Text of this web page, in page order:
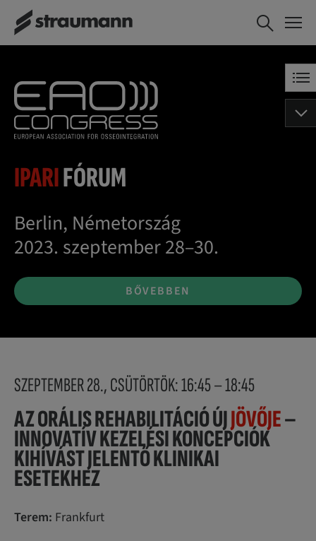
IPARIFÓRUM
Berlin, Németország
2023. szeptember 28–30.
BŐVEBBEN
SZEPTEMBER 28., CSÜTÖRTÖK: 16:45 – 18:45
AZ ORÁLIS REHABILITÁCIÓ ÚJJÖVŐJE–
INNOVATÍV KEZELÉSI KONCEPCIÓK
KIHÍVÁST JELENTŐ KLINIKAI
ESETEKHEZ
Terem: Frankfurt